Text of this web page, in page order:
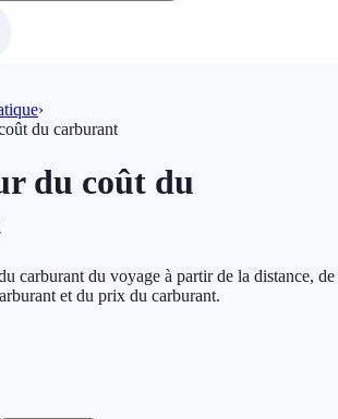
›
du carburant
du coût du
carburant du voyage à partir de la distance, de
et du prix du carburant.